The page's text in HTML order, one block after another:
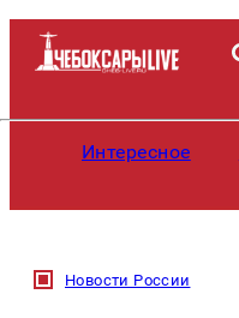
Интересное
Новости России